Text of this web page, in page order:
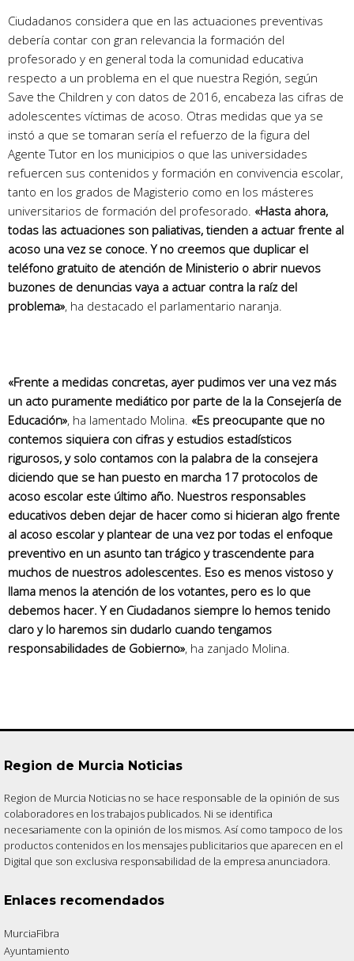
Ciudadanos considera que en las actuaciones preventivas
debería contar con gran relevancia la formación del
profesorado y en general toda la comunidad educativa
respecto a un problema en el que nuestra Región, según
Save the Children y con datos de 2016, encabeza las cifras de
adolescentes víctimas de acoso. Otras medidas que ya se
instó a que se tomaran sería el refuerzo de la figura del
Agente Tutor en los municipios o que las universidades
refuercen sus contenidos y formación en convivencia escolar,
tanto en los grados de Magisterio como en los másteres
universitarios de formación del profesorado. «Hasta ahora,
todas las actuaciones son paliativas, tienden a actuar frente al
acoso una vez se conoce. Y no creemos que duplicar el
teléfono gratuito de atención de Ministerio o abrir nuevos
buzones de denuncias vaya a actuar contra la raíz del
problema», ha destacado el parlamentario naranja.
«Frente a medidas concretas, ayer pudimos ver una vez más
un acto puramente mediático por parte de la la Consejería de
Educación», ha lamentado Molina. «Es preocupante que no
contemos siquiera con cifras y estudios estadísticos
rigurosos, y solo contamos con la palabra de la consejera
diciendo que se han puesto en marcha 17 protocolos de
acoso escolar este último año. Nuestros responsables
educativos deben dejar de hacer como si hicieran algo frente
al acoso escolar y plantear de una vez por todas el enfoque
preventivo en un asunto tan trágico y trascendente para
muchos de nuestros adolescentes. Eso es menos vistoso y
llama menos la atención de los votantes, pero es lo que
debemos hacer. Y en Ciudadanos siempre lo hemos tenido
claro y lo haremos sin dudarlo cuando tengamos
responsabilidades de Gobierno», ha zanjado Molina.
Region de Murcia Noticias
Region de Murcia Noticias no se hace responsable de la opinión de sus
colaboradores en los trabajos publicados. Ni se identifica
necesariamente con la opinión de los mismos. Así como tampoco de los
productos contenidos en los mensajes publicitarios que aparecen en el
Digital que son exclusiva responsabilidad de la empresa anunciadora.
Enlaces recomendados
MurciaFibra
Ayuntamiento